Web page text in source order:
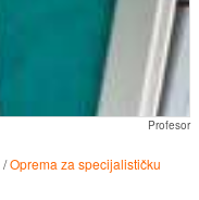
Profesor
/Oprema za specijalističku